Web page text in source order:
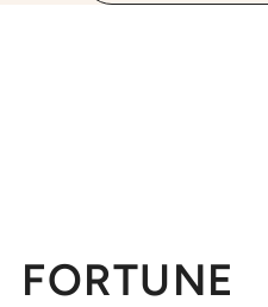
FORTUNE